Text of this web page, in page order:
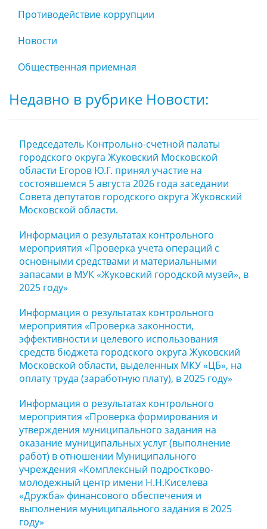
Противодействие коррупции
Новости
Общественная приемная
Недавно в рубрике Новости:
Председатель Контрольно-счетной палаты
городского округа Жуковский Московской
области Егоров Ю.Г. принял участие на
состоявшемся 5 августа 2026 года заседании
Совета депутатов городского округа Жуковский
Московской области.
Информация о результатах контрольного
мероприятия «Проверка учета операций с
основными средствами и материальными
запасами в МУК «Жуковский городской музей», в
2025 году»
Информация о результатах контрольного
мероприятия «Проверка законности,
эффективности и целевого использования
средств бюджета городского округа Жуковский
Московской области, выделенных МКУ «ЦБ», на
оплату труда (заработную плату), в 2025 году»
Информация о результатах контрольного
мероприятия «Проверка формирования и
утверждения муниципального задания на
оказание муниципальных услуг (выполнение
работ) в отношении Муниципального
учреждения «Комплексный подростково-
молодежный центр имени Н.Н.Киселева
«Дружба» финансового обеспечения и
выполнения муниципального задания в 2025
году»